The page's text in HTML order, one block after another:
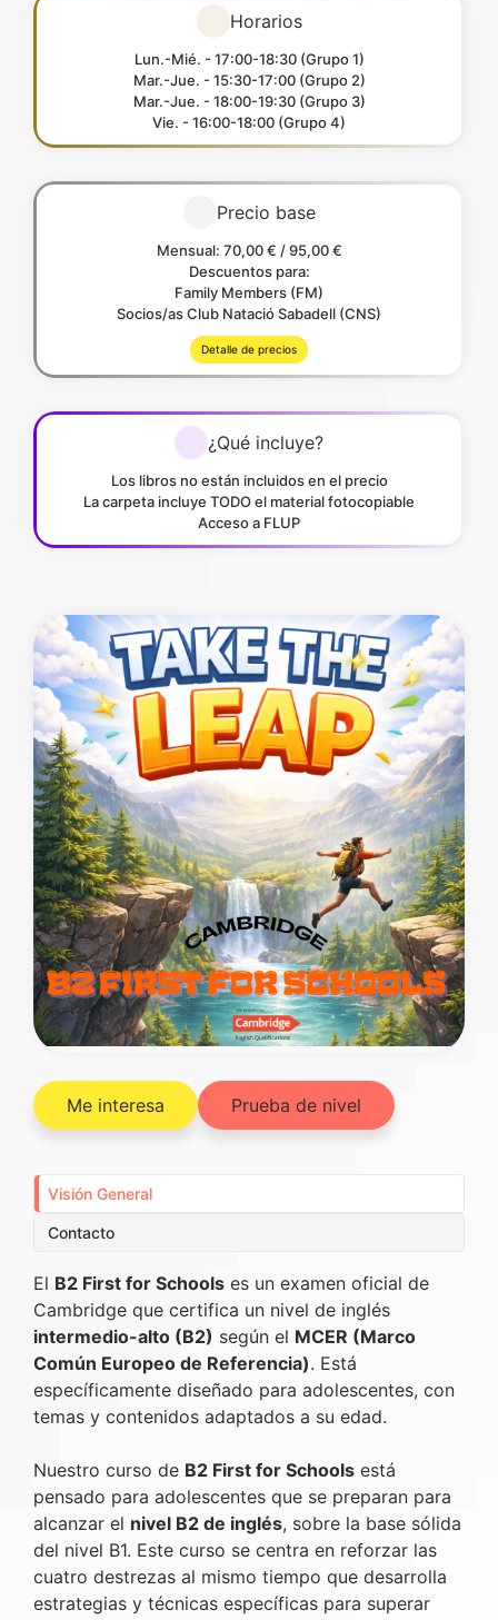
Horarios
Lun.-Mié. - 17:00-18:30 (Grupo 1)
Mar.-Jue. - 15:30-17:00 (Grupo 2)
Mar.-Jue. - 18:00-19:30 (Grupo 3)
Vie. - 16:00-18:00 (Grupo 4)
Precio base
Mensual: 70,00 € / 95,00 €
Descuentos para:
Family Members (FM)
Socios/as Club Natació Sabadell (CNS)
Detalle de precios
¿Qué incluye?
Los libros no están incluidos en el precio
La carpeta incluye TODO el material fotocopiable
Acceso a FLUP
Me interesa Prueba de nivel
Visión General
Contacto
El B2 First for Schools es un examen oficial de
Cambridge que certifica un nivel de inglés
intermedio-alto (B2) según el MCER (Marco
Común Europeo de Referencia). Está
específicamente diseñado para adolescentes, con
temas y contenidos adaptados a su edad.
Nuestro curso de B2 First for Schools está
pensado para adolescentes que se preparan para
alcanzar el nivel B2 de inglés, sobre la base sólida
del nivel B1. Este curso se centra en reforzar las
cuatro destrezas al mismo tiempo que desarrolla
estrategias y técnicas específicas para superar